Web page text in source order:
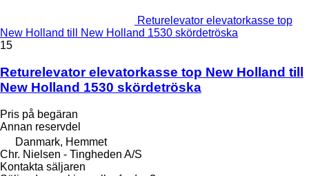
Returelevator elevatorkasse top
New Holland till New Holland 1530 skördetröska
15
Returelevator elevatorkasse top New Holland till
New Holland 1530 skördetröska
Pris på begäran
Annan reservdel
Danmark, Hemmet
Chr. Nielsen - Tingheden A/S
Kontakta säljaren